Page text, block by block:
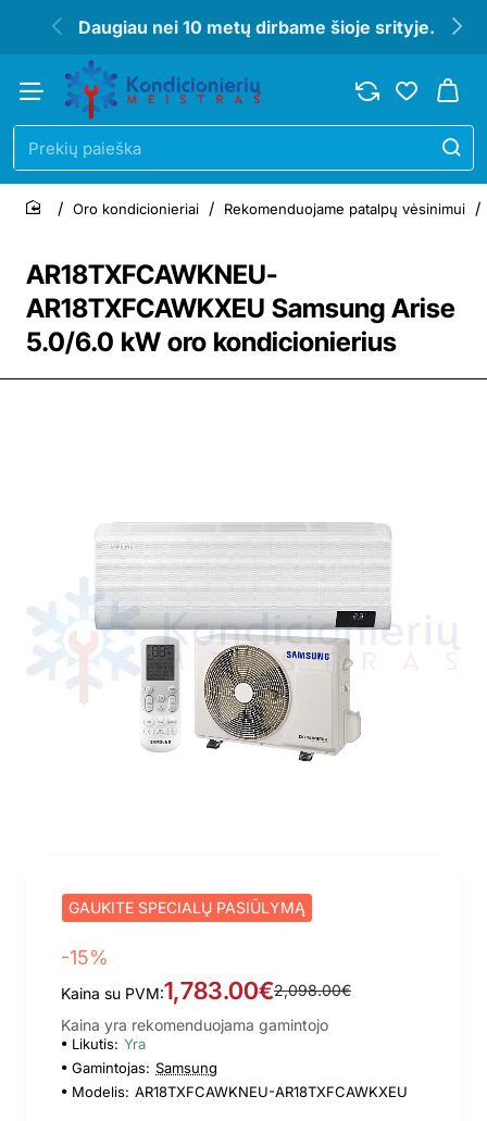
Daugiau nei 10 metų dirbame šioje srityje.
Prekių
paieška
AR18TXFCAWKNEU-
AR18TXFCAWKXEU Samsung Arise
5.0/6.0 kW oro kondicionierius
home
Oro kondicionieriai Rekomenduojame patalpų vėsinimui
GAUKITE SPECIALŲ PASIŪLYMĄ
-15%
Kaina su PVM:1,783.00€2,098.00€
Kaina yra rekomenduojama gamintojo
Likutis: Yra
Gamintojas: Samsung
Modelis: AR18TXFCAWKNEU-AR18TXFCAWKXEU